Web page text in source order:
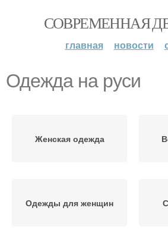
СОВРЕМЕННАЯ
главная новости
Одежда на руси
Женская одежда
Одежды для женщин